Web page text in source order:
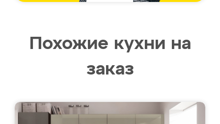
Похожие кухни на
заказ